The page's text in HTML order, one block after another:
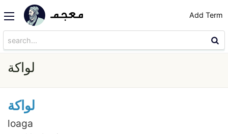
Add Term
لواكة
لواكة
loaga